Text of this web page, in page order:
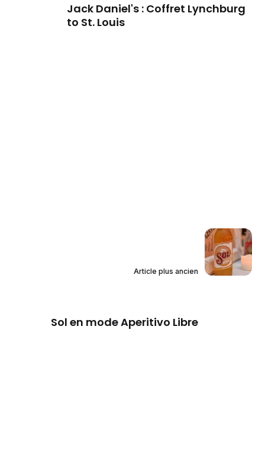
Jack Daniel's : Coffret Lynchburg
to St. Louis
Article plus ancien
Sol en mode Aperitivo Libre